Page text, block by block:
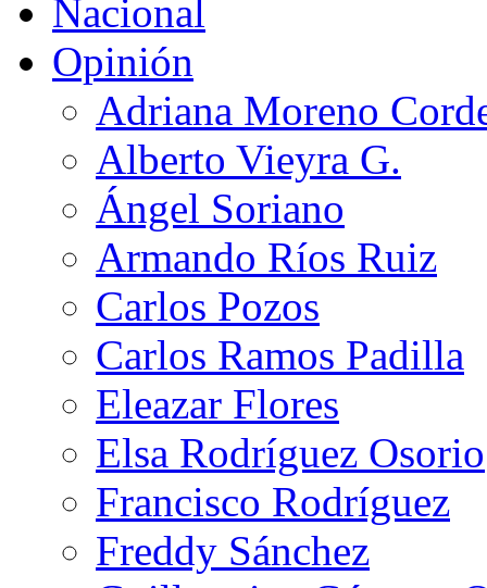
Nacional
Opinión
Adriana Moreno
Alberto Vieyra G.
Ángel Soriano
Armando Ríos Ruiz
Carlos Pozos
Carlos Ramos Padilla
Eleazar Flores
Elsa Rodríguez Osorio
Francisco Rodríguez
Freddy Sánchez